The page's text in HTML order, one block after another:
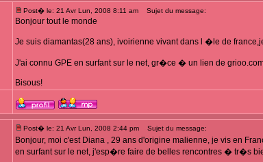
Post� le: 21 Avr Lun, 2008 8:11 am Sujet du message:
Bonjour tout le monde
Je suis diamantas(28 ans), ivoirienne vivant dans l �le de
J'ai connu GPE en surfant sur le net, gr�ce � un lien de
Bisous!
Post� le: 21 Avr Lun, 2008 2:44 pm Sujet du message:
Bonjour, moi c'est Diana , 29 ans d'origine malienne, je vis en
en surfant sur le net, j'esp�re faire de belles rencontres � tr�s